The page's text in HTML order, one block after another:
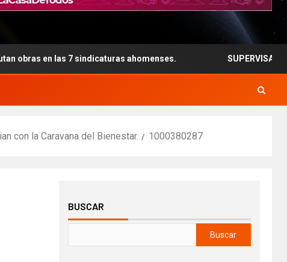
en las 7 sindicaturas ahomenses. SUPERVISAN
con la Caravana del Bienestar. 1000380287
BUSCAR
Buscar